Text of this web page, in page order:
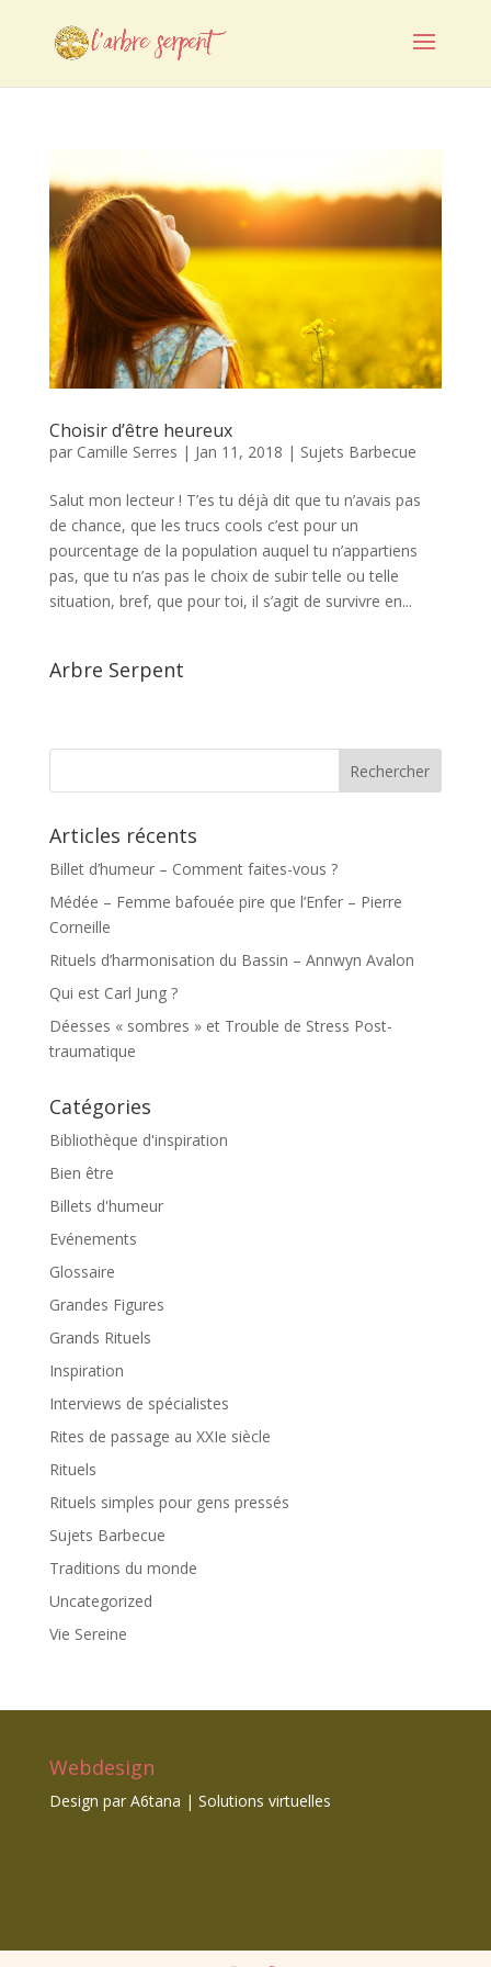
Choisir d’être heureux
par Camille Serres | Jan 11, 2018 | Sujets Barbecue
Salut mon lecteur ! T’es tu déjà dit que tu n’avais pas
de chance, que les trucs cools c’est pour un
pourcentage de la population auquel tu n’appartiens
pas, que tu n’as pas le choix de subir telle ou telle
situation, bref, que pour toi, il s’agit de survivre en...
Arbre Serpent
Articles récents
Billet d’humeur – Comment faites-vous ?
Médée – Femme bafouée pire que l’Enfer – Pierre
Corneille
Rituels d’harmonisation du Bassin – Annwyn Avalon
Qui est Carl Jung ?
Déesses « sombres » et Trouble de Stress Post-
traumatique
Catégories
Bibliothèque d'inspiration
Bien être
Billets d'humeur
Evénements
Glossaire
Grandes Figures
Grands Rituels
Inspiration
Interviews de spécialistes
Rites de passage au XXIe siècle
Rituels
Rituels simples pour gens pressés
Sujets Barbecue
Traditions du monde
Uncategorized
Vie Sereine
Webdesign
Design par A6tana | Solutions virtuelles